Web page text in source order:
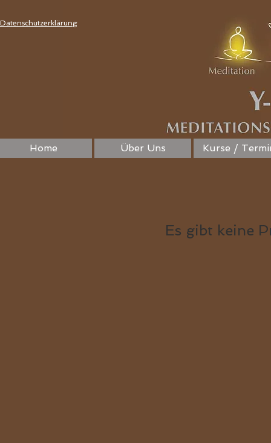
Datenschutzerklärung
Home Über Uns Kurse /
Es gibt keine